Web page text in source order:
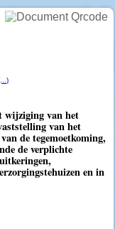
wijziging van het
van het
de tegemoetkoming,
de verplichte
en in